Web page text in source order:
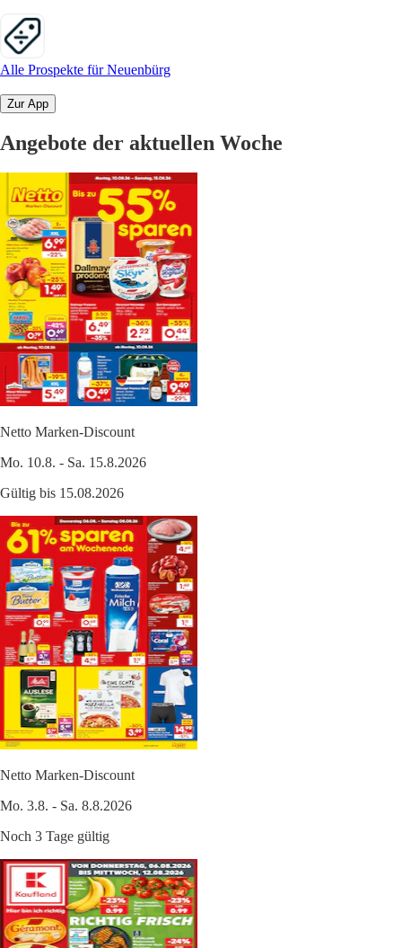
Alle Prospekte für Neuenbürg
Zur App
Angebote der aktuellen Woche
Netto Marken-Discount
Mo. 10.8. - Sa. 15.8.2026
Gültig bis 15.08.2026
Netto Marken-Discount
Mo. 3.8. - Sa. 8.8.2026
Noch 3 Tage gültig